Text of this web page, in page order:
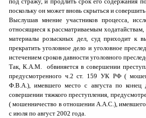
поскольку он может вновь скрыться и
Выслушав мнение участников процесса,
относящиеся к рассматриваемым
материалы розыскных дел, суд приходит к
прекратить уголовное дело и уголовное
истечением сроков давности уголовного
Так, К.A.M.
обвиняется в совершении
предусмотренного ч.2 ст. 159 УК РФ (
Ф.В.А.), имевшего место с августа по конец
совершении тяжкого преступления,
( мошенничество в отношении А.А.С.),
с июля по август 2002 года.